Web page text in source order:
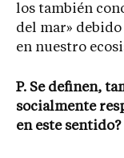
los también
del mar»
en nuestro
P. Se definen,
socialmente
en este sentido?